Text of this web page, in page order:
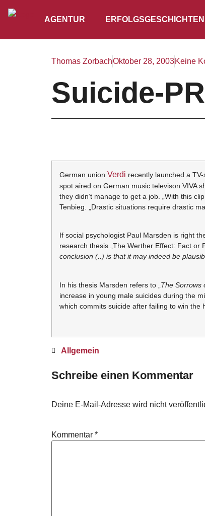
AGENTUR ERFOLGSGESCHICHTEN
Thomas ZorbachOktober 28, 2003Keine
Suicide-PR
German union Verdi recently launched a
spot aired on German music televison VIVA
they didn’t manage to get a job. „With this
Tenbieg. „Drastic situations require drastic
If social psychologist Paul Marsden is right
research thesis „The Werther Effect: Fact or
conclusion (..) is that it may indeed be
In his thesis Marsden refers to „ The Sorrows
increase in young male suicides during the
which commits suicide after failing to win the
Allgemein
Schreibe einen Kommentar
Deine E-Mail-Adresse wird nicht
Kommentar *